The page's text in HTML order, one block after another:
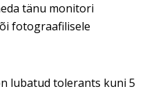
tänu monitori
fotograafilisele
lubatud tolerants kuni 5